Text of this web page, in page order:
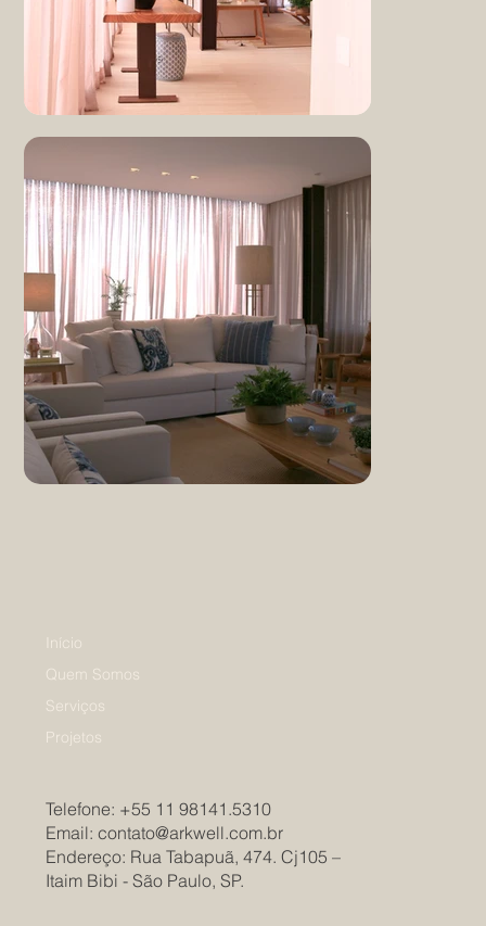
Início
Quem Somos
Serviços
Projetos
Telefone: +55 11 98141.5310
Email: ​contato@arkwell.com.br
Endereço: Rua Tabapuã, 474. Cj105 –
Itaim Bibi - São Paulo, SP.